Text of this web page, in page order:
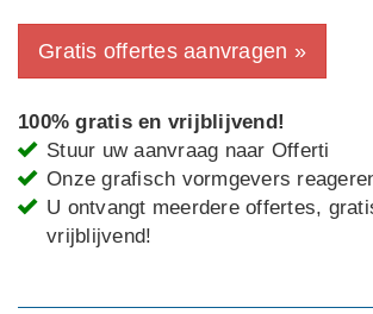
Gratis offertes aanvragen »
100% gratis en vrijblijvend!
Stuur uw aanvraag naar Offerti
Onze grafisch vormgevers
U ontvangt meerdere offertes,
vrijblijvend!